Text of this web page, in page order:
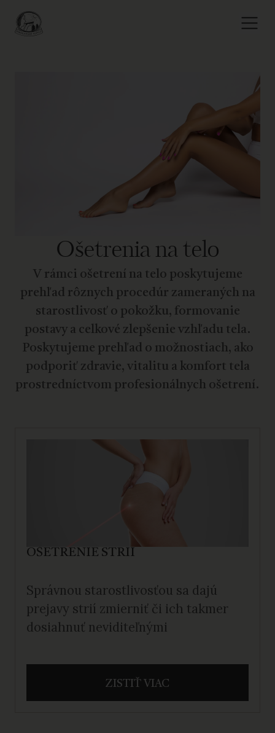
Ošetrenia na telo
V rámci ošetrení na telo poskytujeme
prehľad rôznych procedúr zameraných na
starostlivosť o pokožku, formovanie
postavy a celkové zlepšenie vzhľadu tela.
Poskytujeme prehľad o možnostiach, ako
podporiť zdravie, vitalitu a komfort tela
prostredníctvom profesionálnych ošetrení.
OŠETRENIE STRIÍ
Správnou starostlivosťou sa dajú
prejavy strií zmierniť či ich takmer
dosiahnuť neviditeľnými
ZISTIŤ VIAC